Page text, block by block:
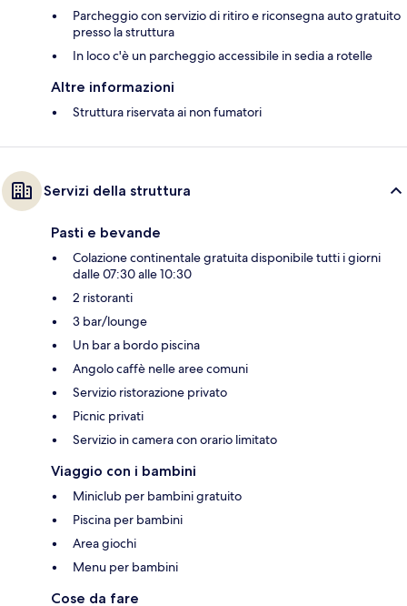
Parcheggio con servizio di ritiro e riconsegna auto gratuito
presso la struttura
In loco c'è un parcheggio accessibile in sedia a rotelle
Altre informazioni
Struttura riservata ai non fumatori
Servizi della struttura
Pasti e bevande
Colazione continentale gratuita disponibile tutti i giorni
dalle 07:30 alle 10:30
2 ristoranti
3 bar/lounge
Un bar a bordo piscina
Angolo caffè nelle aree comuni
Servizio ristorazione privato
Picnic privati
Servizio in camera con orario limitato
Viaggio con i bambini
Miniclub per bambini gratuito
Piscina per bambini
Area giochi
Menu per bambini
Cose da fare